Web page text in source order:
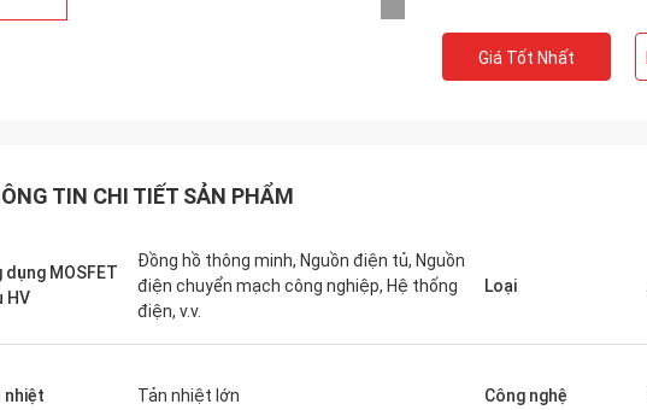
Giá Tốt Nhất
TIN CHI TIẾT SẢN PHẨM
dụng MOSFET
HV
Đồng hồ thông minh, Nguồn điện tủ, Nguồn
điện chuyển mạch công nghiệp, Hệ thống
điện, v.v.
Loại
nhiệt Tản nhiệt lớn Công nghệ